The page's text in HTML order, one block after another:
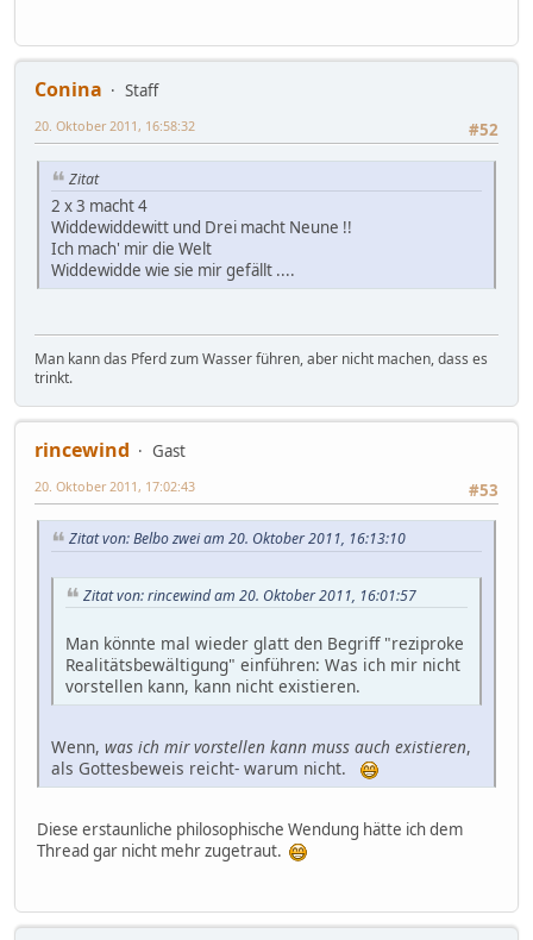
Conina
Staff
#52
20. Oktober 2011, 16:58:32
Zitat
2 x 3 macht 4
Widdewiddewitt und Drei macht Neune !!
Ich mach' mir die Welt
Widdewidde wie sie mir gefällt ....
Man kann das Pferd zum Wasser führen, aber nicht machen, dass es
trinkt.
rincewind
Gast
#53
20. Oktober 2011, 17:02:43
Zitat von: Belbo zwei am 20. Oktober 2011, 16:13:10
Zitat von: rincewind am 20. Oktober 2011, 16:01:57
Man könnte mal wieder glatt den Begriff "reziproke
Realitätsbewältigung" einführen: Was ich mir nicht
vorstellen kann, kann nicht existieren.
Wenn, was ich mir vorstellen kann muss auch existieren,
als Gottesbeweis reicht- warum nicht.
Diese erstaunliche philosophische Wendung hätte ich dem
Thread gar nicht mehr zugetraut.